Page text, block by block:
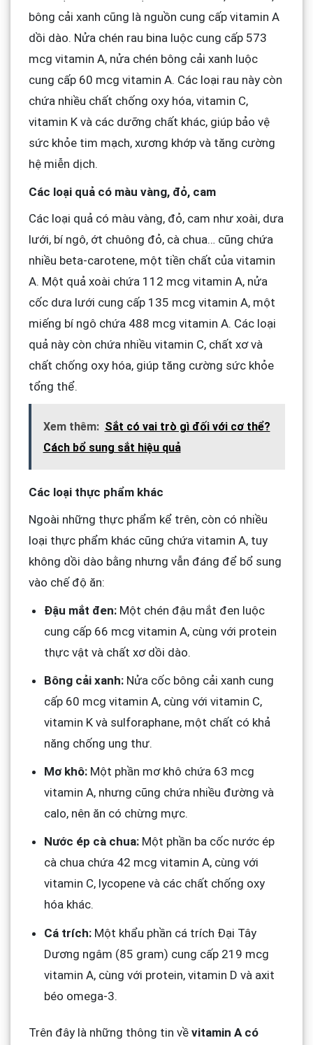
bông cải xanh cũng là nguồn cung cấp vitamin A
dồi dào. Nửa chén rau bina luộc cung cấp 573
mcg vitamin A, nửa chén bông cải xanh luộc
cung cấp 60 mcg vitamin A. Các loại rau này còn
chứa nhiều chất chống oxy hóa, vitamin C,
vitamin K và các dưỡng chất khác, giúp bảo vệ
sức khỏe tim mạch, xương khớp và tăng cường
hệ miễn dịch.
Các loại quả có màu vàng, đỏ, cam
Các loại quả có màu vàng, đỏ, cam như xoài, dưa
lưới, bí ngô, ớt chuông đỏ, cà chua… cũng chứa
nhiều beta-carotene, một tiền chất của vitamin
A. Một quả xoài chứa 112 mcg vitamin A, nửa
cốc dưa lưới cung cấp 135 mcg vitamin A, một
miếng bí ngô chứa 488 mcg vitamin A. Các loại
quả này còn chứa nhiều vitamin C, chất xơ và
chất chống oxy hóa, giúp tăng cường sức khỏe
tổng thể.
Xem thêm: Sắt có vai trò gì đối với cơ thể?
Cách bổ sung sắt hiệu quả
Các loại thực phẩm khác
Ngoài những thực phẩm kể trên, còn có nhiều
loại thực phẩm khác cũng chứa vitamin A, tuy
không dồi dào bằng nhưng vẫn đáng để bổ sung
vào chế độ ăn:
Đậu mắt đen:Một chén đậu mắt đen luộc
cung cấp 66 mcg vitamin A, cùng với protein
thực vật và chất xơ dồi dào.
Bông cải xanh:Nửa cốc bông cải xanh cung
cấp 60 mcg vitamin A, cùng với vitamin C,
vitamin K và sulforaphane, một chất có khả
năng chống ung thư.
Mơ khô:Một phần mơ khô chứa 63 mcg
vitamin A, nhưng cũng chứa nhiều đường và
calo, nên ăn có chừng mực.
Nước ép cà chua:Một phần ba cốc nước ép
cà chua chứa 42 mcg vitamin A, cùng với
vitamin C, lycopene và các chất chống oxy
hóa khác.
Cá trích:Một khẩu phần cá trích Đại Tây
Dương ngâm (85 gram) cung cấp 219 mcg
vitamin A, cùng với protein, vitamin D và axit
béo omega-3.
Trên đây là những thông tin về vitamin A có